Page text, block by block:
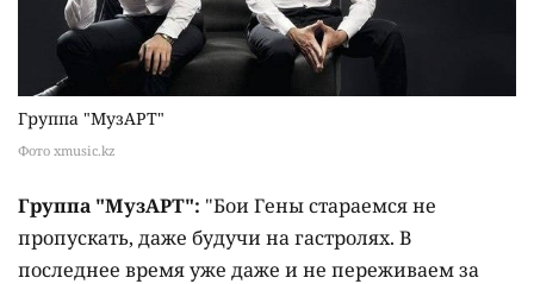
Фото xmusic.kz
Группа "МузАРТ"
Группа "МузАРТ": "Бои Гены стараемся не
пропускать, даже будучи на гастролях. В
последнее время уже даже и не переживаем за